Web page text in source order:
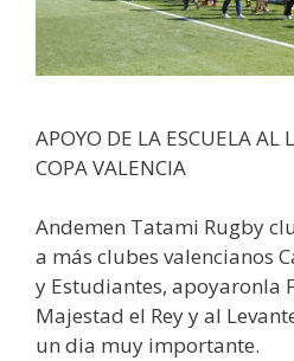
APOYO DE LA ESCUELA AL
COPA VALENCIA
Andemen Tatami Rugby
a más clubes valencianos
y Estudiantes, apoyaronla
Majestad el Rey y al
un dia muy importante.